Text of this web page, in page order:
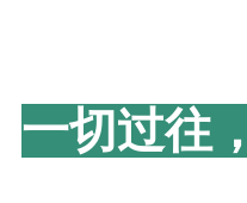
一切过往